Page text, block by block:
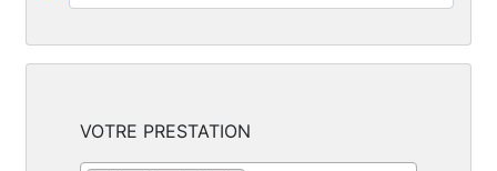
VOTRE PRESTATION